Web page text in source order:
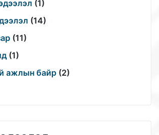
(1)
(14)
(11)
(1)
ажлын байр (2)